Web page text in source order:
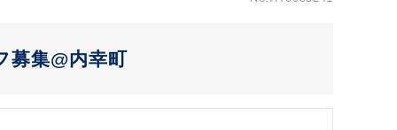
募集@内幸町